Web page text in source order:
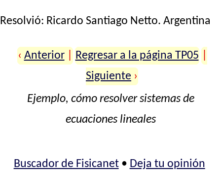
Resolvió: Ricardo Santiago Netto. Argentina
‹ Anterior Regresar a la página TP05
Siguiente ›
Ejemplo, cómo resolver sistemas de
ecuaciones lineales
Buscador de Fisicanet• Deja tu opinión